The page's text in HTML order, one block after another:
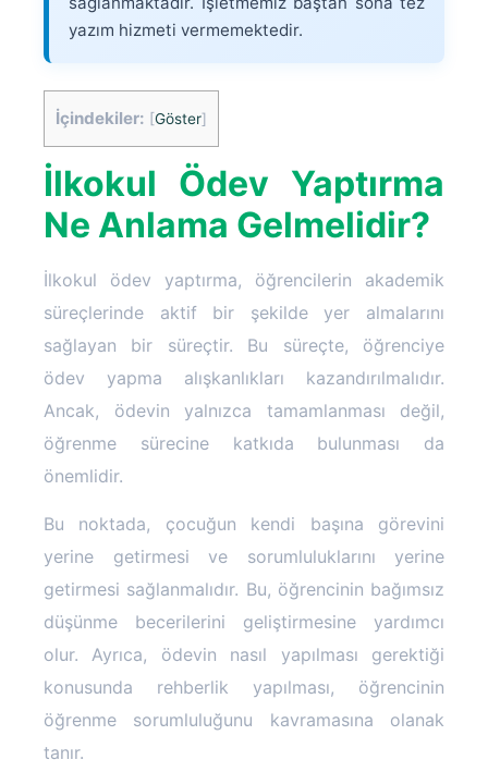
yazım hizmeti vermemektedir.
İçindekiler: [Göster]
İlkokul Ödev Yaptırma
Ne Anlama Gelmelidir?
İlkokul ödev yaptırma, öğrencilerin akademik
süreçlerinde aktif bir şekilde yer almalarını
sağlayan bir süreçtir. Bu süreçte, öğrenciye
ödev yapma alışkanlıkları kazandırılmalıdır.
Ancak, ödevin yalnızca tamamlanması değil,
öğrenme sürecine katkıda bulunması da
önemlidir.
Bu noktada, çocuğun kendi başına görevini
yerine getirmesi ve sorumluluklarını yerine
getirmesi sağlanmalıdır. Bu, öğrencinin bağımsız
düşünme becerilerini geliştirmesine yardımcı
olur. Ayrıca, ödevin nasıl yapılması gerektiği
konusunda rehberlik yapılması, öğrencinin
öğrenme sorumluluğunu kavramasına olanak
tanır.